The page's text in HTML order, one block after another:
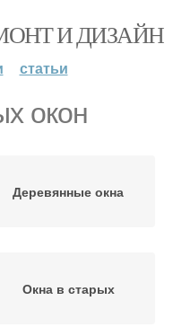
И ДИЗАЙН
статьи
окон
Деревянные окна
Окна в старых